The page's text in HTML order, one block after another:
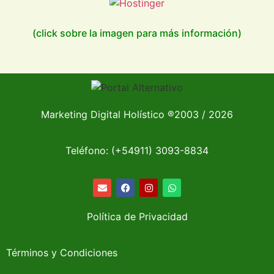
(click sobre la imagen para más información)
Marketing Digital Holístico ®2003 / 2026
Teléfono: (+54911) 3093-8834
Política de Privacidad
Términos y Condiciones